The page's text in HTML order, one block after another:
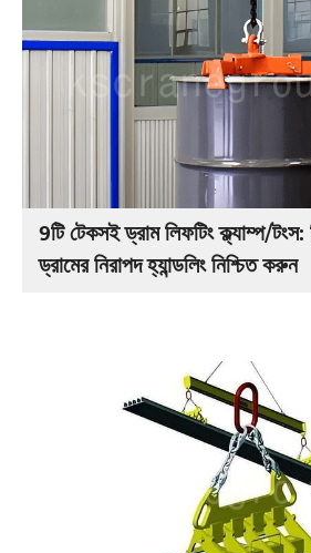
9টি টেকসই ড্রাম লিফটিং ক্ল্যাম্প/
ড্রামের নিরাপদ হ্যান্ডলিং নিশ্চিত করুন